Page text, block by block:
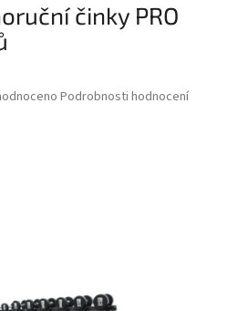
činky PRO
Podrobnosti hodnocení